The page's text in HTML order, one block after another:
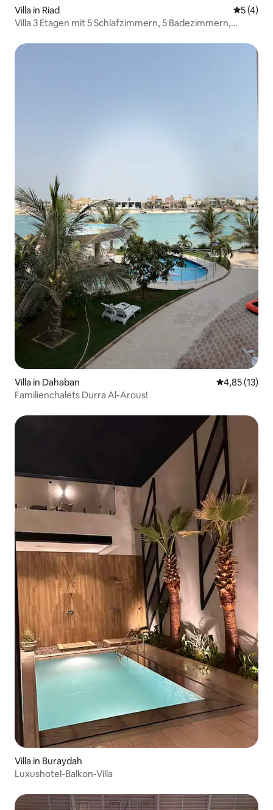
Villa in Riad
5 (4)
Villa 3 Etagen mit 5 Schlafzimmern, 5 Badezimmern,
Villa in Dahaban
4,85 (13)
Familienchalets Durra Al-Arous!
Villa in Buraydah
Luxushotel-Balkon-Villa